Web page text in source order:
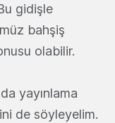
gidişle
bahşiş
olabilir.
yayınlama
de söyleyelim.